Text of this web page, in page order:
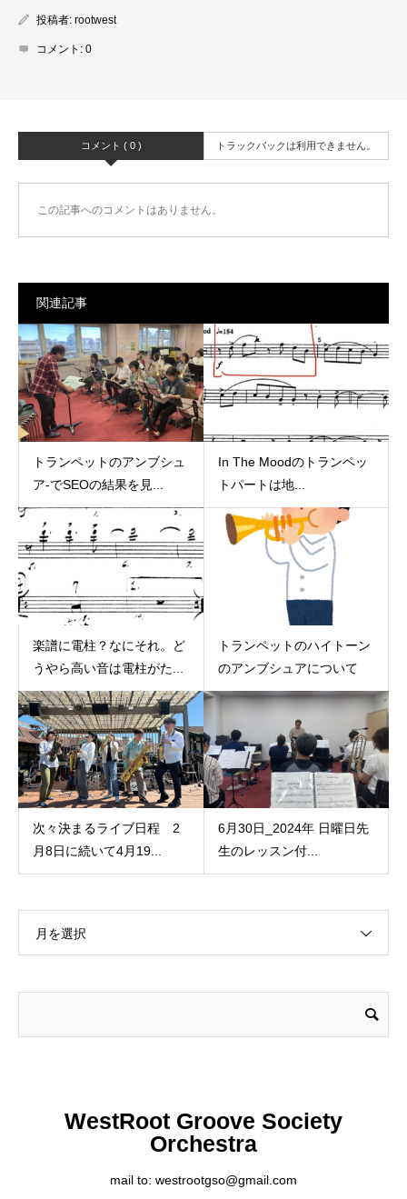
投稿者: rootwest
コメント: 0
コメント ( 0 ) トラックバックは利用できません。
この記事へのコメントはありません。
関連記事
トランペットのアンブシュ
ア‐でSEOの結果を見...
In The Moodのトランペッ
トパートは地...
楽譜に電柱？なにそれ。ど
うやら高い音は電柱がた...
トランペットのハイトーン
のアンブシュアについて
次々決まるライブ日程 2
月8日に続いて4月19...
6月30日_2024年 日曜日先
生のレッスン付...
月を選択
WestRoot Groove Society
Orchestra
mail to: westrootgso@gmail.com